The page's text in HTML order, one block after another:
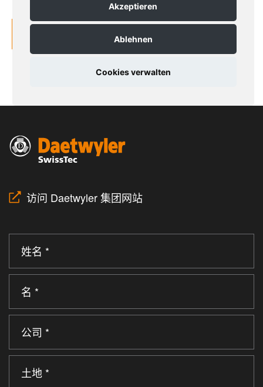
访问 Daetwyler 集团网站